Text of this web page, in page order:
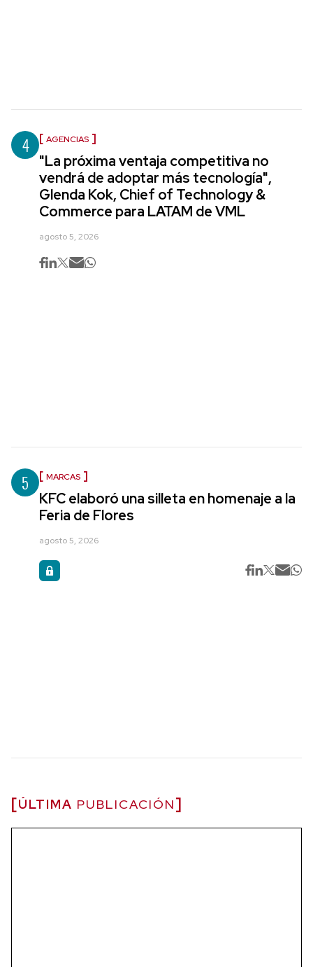
4 AGENCIAS
"La próxima ventaja competitiva no
vendrá de adoptar más tecnología",
Glenda Kok, Chief of Technology &
Commerce para LATAM de VML
agosto 5, 2026
5 MARCAS
KFC elaboró una silleta en homenaje a la
Feria de Flores
agosto 5, 2026
ÚLTIMA PUBLICACIÓN